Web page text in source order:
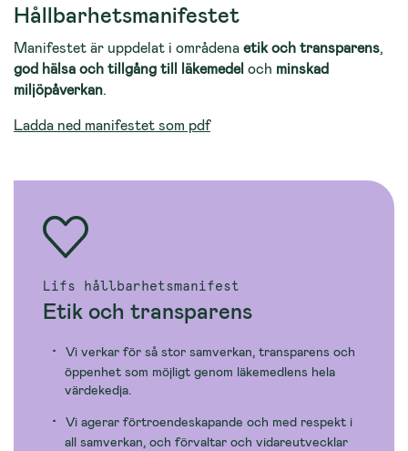
Hållbarhetsmanifestet
Manifestet är uppdelat i områdena etik och transparens,
god hälsa och tillgång till läkemedel och minskad
miljöpåverkan.
Ladda ned manifestet som pdf
Lifs hållbarhetsmanifest
Etik och transparens
Vi verkar för så stor samverkan, transparens och
öppenhet som möjligt genom läkemedlens hela
värdekedja.
Vi agerar förtroendeskapande och med respekt i
all samverkan, och förvaltar och vidareutvecklar